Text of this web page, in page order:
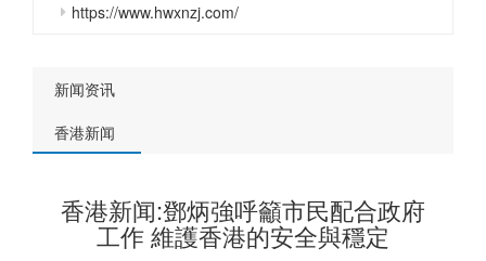
https://www.hwxnzj.com/
新闻资讯
香港新闻
香港新闻:鄧炳強呼籲市民配合政府
工作 維護香港的安全與穩定